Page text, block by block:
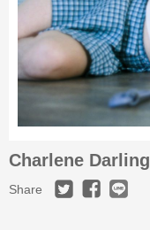
Charlene Darling
Share